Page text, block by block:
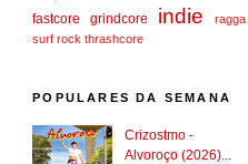
fastcore
grindcore indie
ragga
surf rock thrashcore
POPULARES DA SEMANA
Crizostmo -
Alvoroço (2026)...